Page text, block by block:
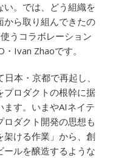
い。では、どう組織を
から取り組んできたの
うコラボレーション
Ivan Zhaoです。
本・京都で再起し、
プロダクトの根幹に据
ます。いまやAIネイテ
ロダクト開発の思想も
架ける作業」から、創
ルを醸造するような